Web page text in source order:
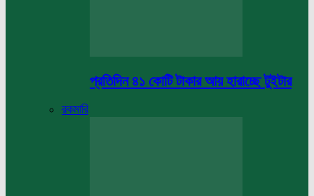
প্রতিদিন ৪১ কোটি টাকার আয় হারাচ্ছে টুইটার
রকমারি